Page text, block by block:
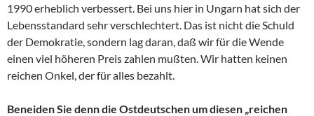
1990 erheblich verbessert. Bei uns hier in Ungarn hat sich der
Lebensstandard sehr verschlechtert. Das ist nicht die Schuld
der Demokratie, sondern lag daran, daß wir für die Wende
einen viel höheren Preis zahlen mußten. Wir hatten keinen
reichen Onkel, der für alles bezahlt.
Beneiden Sie denn die Ostdeutschen um diesen „reichen